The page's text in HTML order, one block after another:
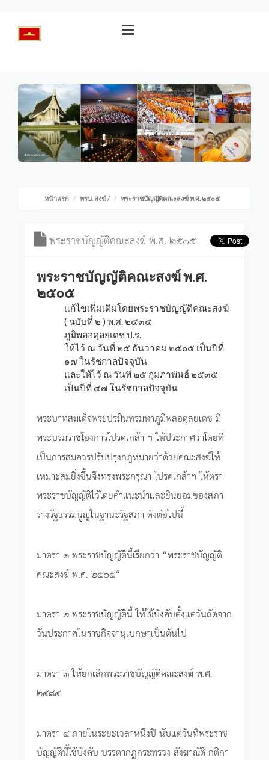
หน้าแรก พรบ. สงฆ์/ พระราชบัญญัติคณะสงฆ์ พ.ศ. ๒๕๐๕
พระราชบัญญัติคณะสงฆ์ พ.ศ. ๒๕๐๕
พระราชบัญญัติคณะสงฆ์ พ.ศ.
๒๕๐๕
แก้ไขเพิ่มเติมโดยพระราชบัญญัติคณะสงฆ์
( ฉบับที่ ๒ ) พ.ศ. ๒๕๓๕
ภูมิพลอดุลยเดช ป.ร.
ให้ไว้ ณ วันที่ ๒๕ ธันวาคม ๒๕๐๕ เป็นปีที่
๑๗ ในรัชกาลปัจจุบัน
และให้ไว้ ณ วันที่ ๒๕ กุมภาพันธ์ ๒๕๓๕
เป็นปีที่ ๔๗ ในรัชกาลปัจจุบัน
พระบาทสมเด็จพระปรมินทรมหาภูมิพลอดุลยเดช มี
พระบรมราชโองการโปรดเกล้า ฯ ให้ประกาศว่าโดยที่
เป็นการสมควรปรับปรุงกฎหมายว่าด้วยคณะสงฆ์ให้
เหมาะสมยิ่งขึ้นจึงทรงพระกรุณา โปรดเกล้าฯ ให้ตรา
พระราชบัญญัติไว้โดยคำแนะนำและยินยอมของสภา
ร่างรัฐธรรมนูญในฐานะรัฐสภา ดังต่อไปนี้
มาตรา ๑ พระราชบัญญัตินี้เรียกว่า “พระราชบัญญัติ
คณะสงฆ์ พ.ศ. ๒๕๐๕“
มาตรา ๒ พระราชบัญญัตินี้ ให้ใช้บังคับตั้งแต่วันถัดจาก
วันประกาศในราชกิจจานุเบกษาเป็นต้นไป
มาตรา ๓ ให้ยกเลิกพระราชบัญญัติคณะสงฆ์ พ.ศ.
๒๔๘๔
มาตรา ๔ ภายในระยะเวลาหนึ่งปี นับแต่วันที่พระราช
บัญญัตินี้ใช้บังคับ บรรดากฎกระทรวง สังฆาณัติ กติกา